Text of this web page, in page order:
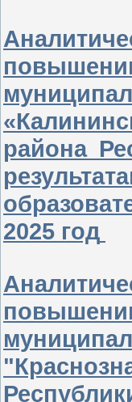
района
2025 год